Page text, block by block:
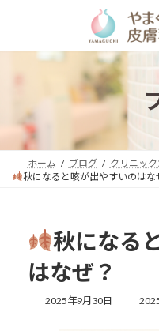
ン
プ
ー
動
ホーム ブログ クリニック
秋になると咳が出やすいのはな
秋になる
はなぜ？
2025年9月30日
最